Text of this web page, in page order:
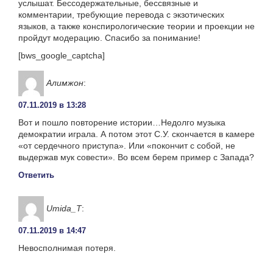
услышат. Бессодержательные, бессвязные и
комментарии, требующие перевода с экзотических
языков, а также конспирологические теории и проекции не
пройдут модерацию. Спасибо за понимание!
[bws_google_captcha]
Алимжон:
07.11.2019 в 13:28
Вот и пошло повторение истории…Недолго музыка
демократии играла. А потом этот С.У. скончается в камере
«от сердечного приступа». Или «покончит с собой, не
выдержав мук совести». Во всем берем пример с Запада?
Ответить
Umida_T:
07.11.2019 в 14:47
Невосполнимая потеря.